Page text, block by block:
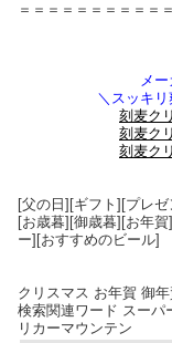
＝＝＝＝＝＝＝＝＝＝
メ
＼スッキ
刻麦ク
刻麦ク
刻麦ク
[父の日][ギフト][プレ
[お歳暮][御歳暮][お年
ー][おすすめのビール]
クリスマス お年賀 御年
検索関連ワード スーパ
リカーマウンテン